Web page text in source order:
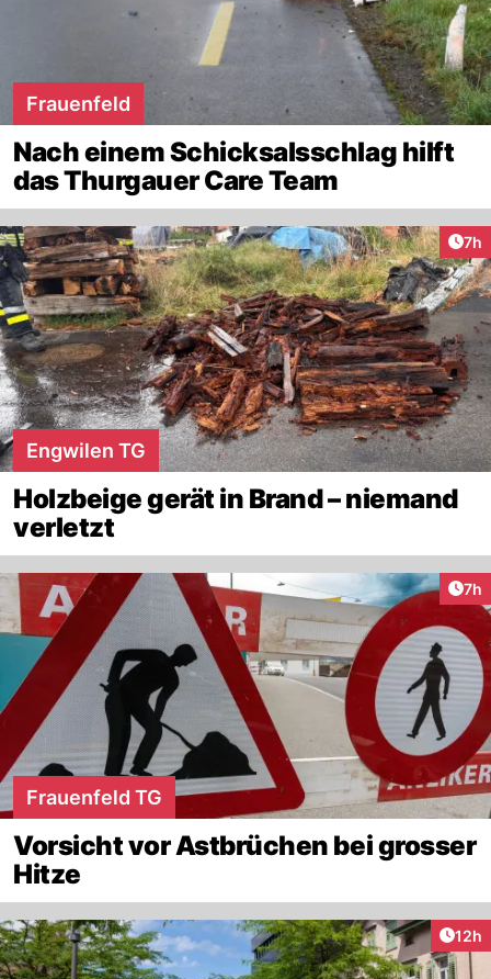
Frauenfeld
Nach einem Schicksalsschlag hilft
das Thurgauer Care Team
7h
Engwilen TG
Holzbeige gerät in Brand – niemand
verletzt
7h
Frauenfeld TG
Vorsicht vor Astbrüchen bei grosser
Hitze
12h